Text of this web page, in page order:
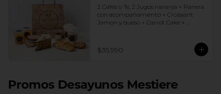
2 Cafes o Te, 2 Jugos naranja + Panera
con acompañamiento + Croissant
Jamon y queso + Carrot Cake +
$35.990
Promos Desayunos Mestiere